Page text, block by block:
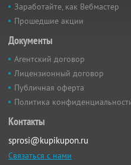
Заработайте, как Вебмастер
Прошедшие акции
Документы
Агентский договор
Лицензионный договор
Публичная оферта
Политика
Контакты
sprosi@kupikupon.ru
Связаться с нами